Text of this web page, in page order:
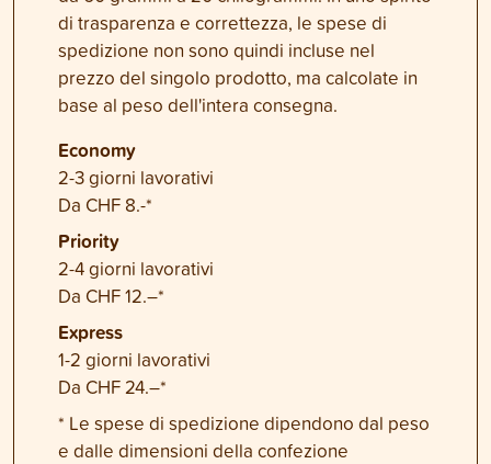
di trasparenza e correttezza, le spese di
spedizione non sono quindi incluse nel
prezzo del singolo prodotto, ma calcolate in
base al peso dell'intera consegna.
Economy
2-3 giorni lavorativi
Da CHF 8.-*
Priority
2-4 giorni lavorativi
Da CHF 12.–*
Express
1-2 giorni lavorativi
Da CHF 24.–*
* Le spese di spedizione dipendono dal peso
e dalle dimensioni della confezione